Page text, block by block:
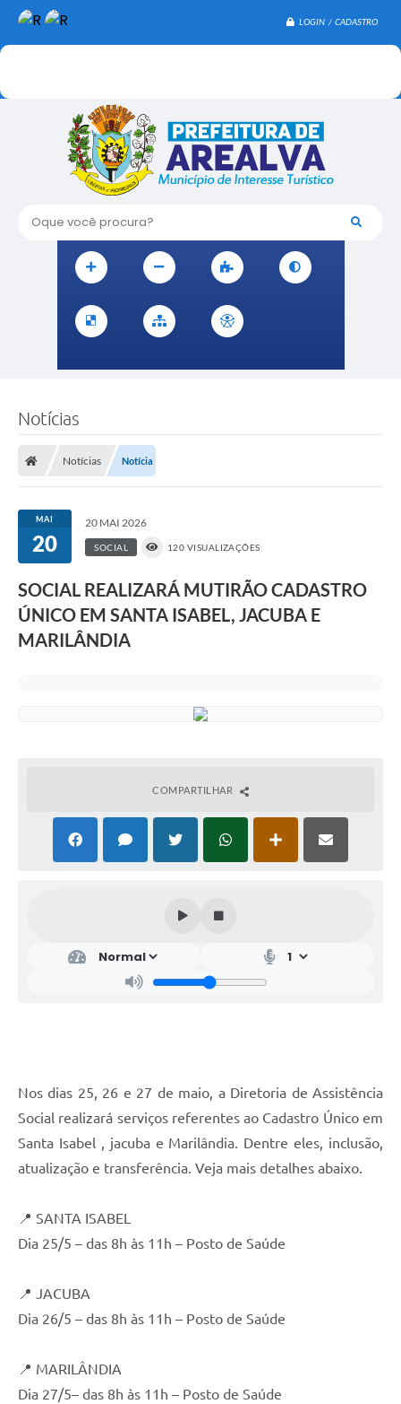
LOGIN / CADASTRO
Oque você procura?
Notícias
Notícias Notícia
MAI
20
20 MAI 2026
SOCIAL 120 VISUALIZAÇÕES
SOCIAL REALIZARÁ MUTIRÃO CADASTRO
ÚNICO EM SANTA ISABEL, JACUBA E
MARILÂNDIA
COMPARTILHAR
Nos dias 25, 26 e 27 de maio, a Diretoria de Assistência
Social realizará serviços referentes ao Cadastro Único em
Santa Isabel , jacuba e Marilândia. Dentre eles, inclusão,
atualização e transferência. Veja mais detalhes abaixo.
📍 SANTA ISABEL
Dia 25/5 – das 8h às 11h – Posto de Saúde
📍 JACUBA
Dia 26/5 – das 8h às 11h – Posto de Saúde
📍 MARILÂNDIA
Dia 27/5– das 8h às 11h – Posto de Saúde